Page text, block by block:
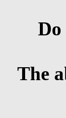
The